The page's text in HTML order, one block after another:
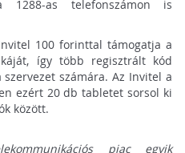
1288-as telefonszámon is
100 forinttal támogatja a
így több regisztrált kód
számára. Az Invitel a
ezért 20 db tabletet sorsol ki
között.
piac egyik